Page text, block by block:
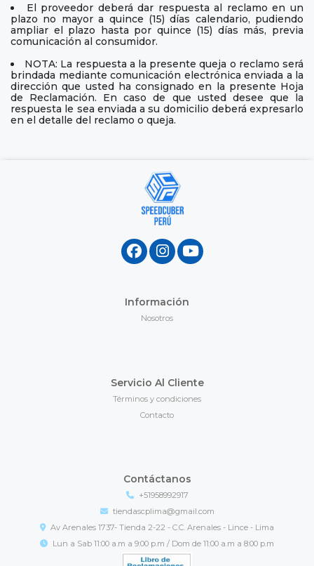
El proveedor deberá dar respuesta al reclamo en un
plazo no mayor a quince (15) días calendario, pudiendo
ampliar el plazo hasta por quince (15) días más, previa
comunicación al consumidor.
NOTA: La respuesta a la presente queja o reclamo será
brindada mediante comunicación electrónica enviada a la
dirección que usted ha consignado en la presente Hoja
de Reclamación. En caso de que usted desee que la
respuesta le sea enviada a su domicilio deberá expresarlo
en el detalle del reclamo o queja.
Información
Nosotros
Servicio Al Cliente
Términos y condiciones
Contacto
Contáctanos
+51958992917
tiendascplima@gmail.com
Av Arenales 1737- Tienda 2-22 - C.C. Arenales - Lince - Lima
Lun a Sab 11:00 a.m a 9:00 p.m / Dom de 11:00 a.m a 8:00 p.m